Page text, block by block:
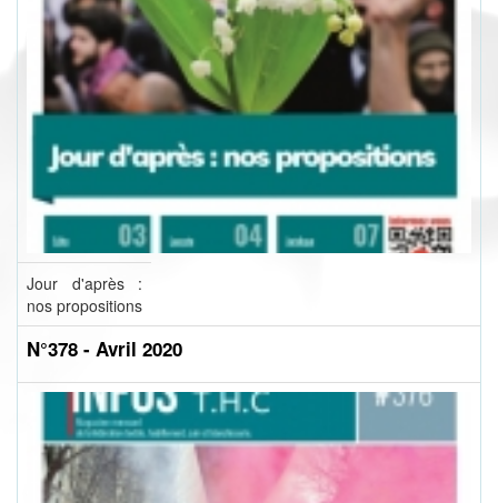
Jour d'après :
nos propositions
N°378 - Avril 2020